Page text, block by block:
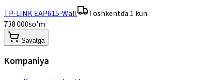
TP-LINK EAP615-Wall
Toshkentda 1 kun
738 000so'm
Savatga
Kompaniya